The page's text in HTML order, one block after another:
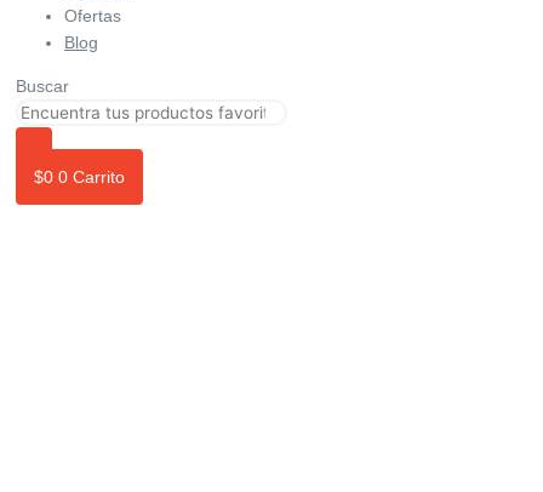
Ofertas
Blog
Buscar
$0 0 Carrito